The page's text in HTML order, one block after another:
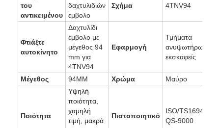
του
αντικειμένου
δαχτυλιδιών
έμβολο
Σχήμα 4TNV94
Φτιάξτε
αυτοκίνητο
Δαχτυλίδι
έμβολο με
μέγεθος 94
mm για
4TNV94
Εφαρμογή
Τμήματα
ανυψωτήρων,
εκσκαφείς
Μέγεθος 94MM Χρώμα Μαύρο
Ποιότητα
Υψηλή
ποιότητα,
χαμηλή
τιμή, μακρά
Πιστοποιητικό
ISO/TS16949,
QS-9000